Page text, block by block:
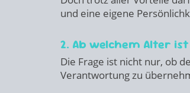
und eine eigene
2. Ab welchem Alter
Die Frage ist nicht nur, ob
Verantwortung zu